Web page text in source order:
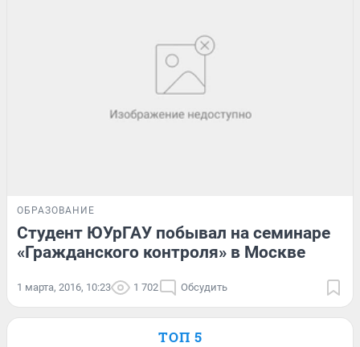
ОБРАЗОВАНИЕ
Студент ЮУрГАУ побывал на семинаре
«Гражданского контроля» в Москве
1 марта, 2016, 10:23 1 702 Обсудить
ТОП 5